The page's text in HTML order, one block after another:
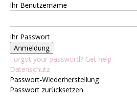
Ihr Benutzername
Ihr Passwort
Forgot your password? Get help
Datenschutz
Passwort-Wiederherstellung
Passwort zurücksetzen